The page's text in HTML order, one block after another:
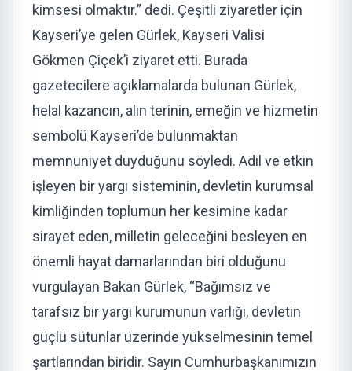
kimsesi olmaktır.” dedi. Çeşitli ziyaretler için
Kayseri’ye gelen Gürlek, Kayseri Valisi
Gökmen Çiçek’i ziyaret etti. Burada
gazetecilere açıklamalarda bulunan Gürlek,
helal kazancın, alın terinin, emeğin ve hizmetin
sembolü Kayseri’de bulunmaktan
memnuniyet duyduğunu söyledi. Adil ve etkin
işleyen bir yargı sisteminin, devletin kurumsal
kimliğinden toplumun her kesimine kadar
sirayet eden, milletin geleceğini besleyen en
önemli hayat damarlarından biri olduğunu
vurgulayan Bakan Gürlek, “Bağımsız ve
tarafsız bir yargı kurumunun varlığı, devletin
güçlü sütunlar üzerinde yükselmesinin temel
şartlarından biridir. Sayın Cumhurbaşkanımızın